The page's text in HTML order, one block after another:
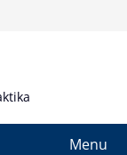
Menu